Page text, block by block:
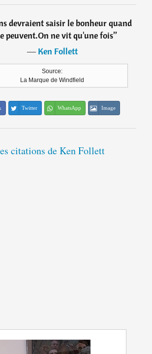
devraient saisir le bonheur quand
peuvent.On ne vit qu'une fois”
―Ken Follett
Source:
La Marque de Windfield
Twitter WhatsApp Image
citations de Ken Follett